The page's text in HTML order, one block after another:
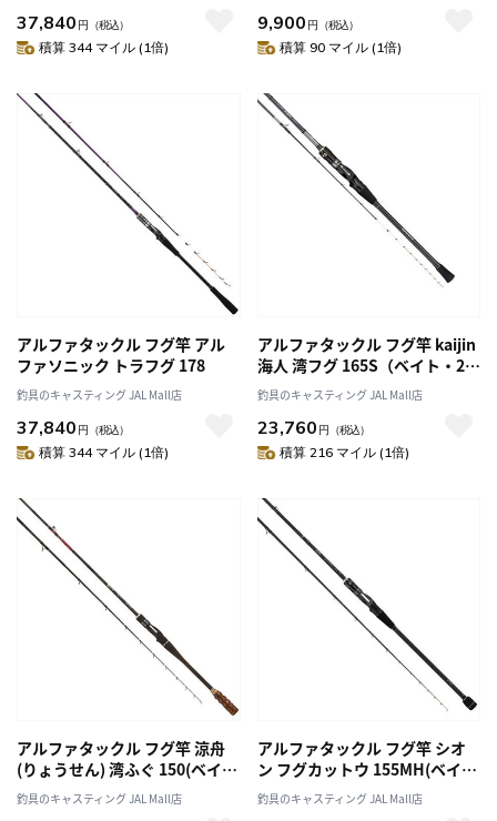
37,840 円 （税込）
積算 344 マイル (1倍)
9,900 円 （税込）
積算 90 マイル (1倍)
アルファタックル フグ竿 アル
ファソニック トラフグ 178
釣具のキャスティング JAL Mall店
37,840 円 （税込）
積算 344 マイル (1倍)
アルファタックル フグ竿 kaijin
海人 湾フグ 165S（ベイト・2ピ
ース）
釣具のキャスティング JAL Mall店
23,760 円 （税込）
積算 216 マイル (1倍)
アルファタックル フグ竿 涼舟
(りょうせん) 湾ふぐ 150(ベイト
2ピース)
釣具のキャスティング JAL Mall店
アルファタックル フグ竿 シオ
ン フグカットウ 155MH(ベイト
2ピース)
釣具のキャスティング JAL Mall店